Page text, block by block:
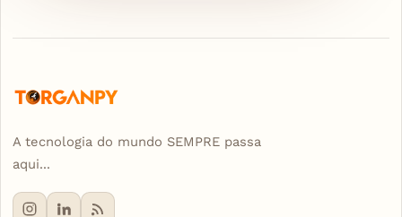
A tecnologia do mundo SEMPRE passa
aqui...